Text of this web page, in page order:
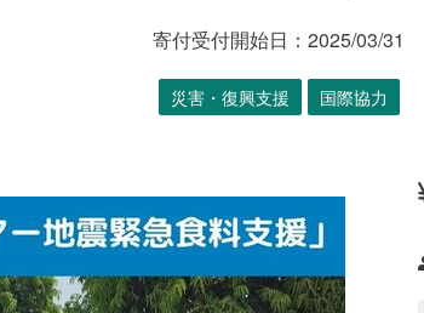
寄付受付開始日： 2025/03/31
災害・復興支援 国際協力